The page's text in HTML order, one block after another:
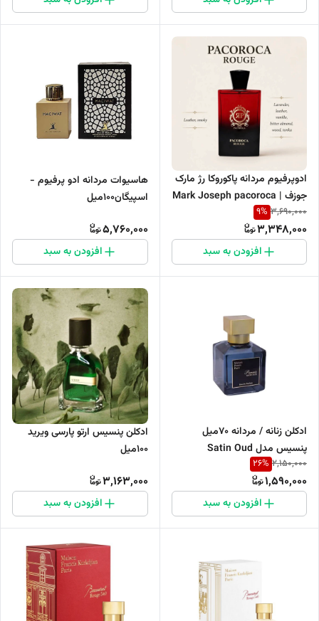
ادوپرفیوم مردانه پاکوروکا رژ مارک
جوزف | Mark Joseph pacoroca
rouge Eau De Parfum For
men
3,690,000
9%
3,348,000
افزودن به سبد
هاسیوات مردانه ادو پرفیوم -
اسپیگان۱۰۰میل
5,760,000
افزودن به سبد
ادکلن زنانه / مردانه ۷۰میل
پنسیس مدل Satin Oud
2,150,000
26%
1,590,000
افزودن به سبد
ادکلن پنسیس ارتو پارسی ویرید
۱۰۰میل
3,163,000
افزودن به سبد